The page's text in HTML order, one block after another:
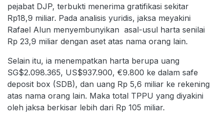
pejabat DJP, terbukti menerima gratifikasi sekitar
Rp18,9 miliar. Pada analisis yuridis, jaksa meyakini
Rafael Alun menyembunyikan asal-usul harta senilai
Rp 23,9 miliar dengan aset atas nama orang lain.
Selain itu, ia menempatkan harta berupa uang
SG$2.098.365, US$937.900, €9.800 ke dalam safe
deposit box (SDB), dan uang Rp 5,6 miliar ke rekening
atas nama orang lain. Maka total TPPU yang diyakini
oleh jaksa berkisar lebih dari Rp 105 miliar.